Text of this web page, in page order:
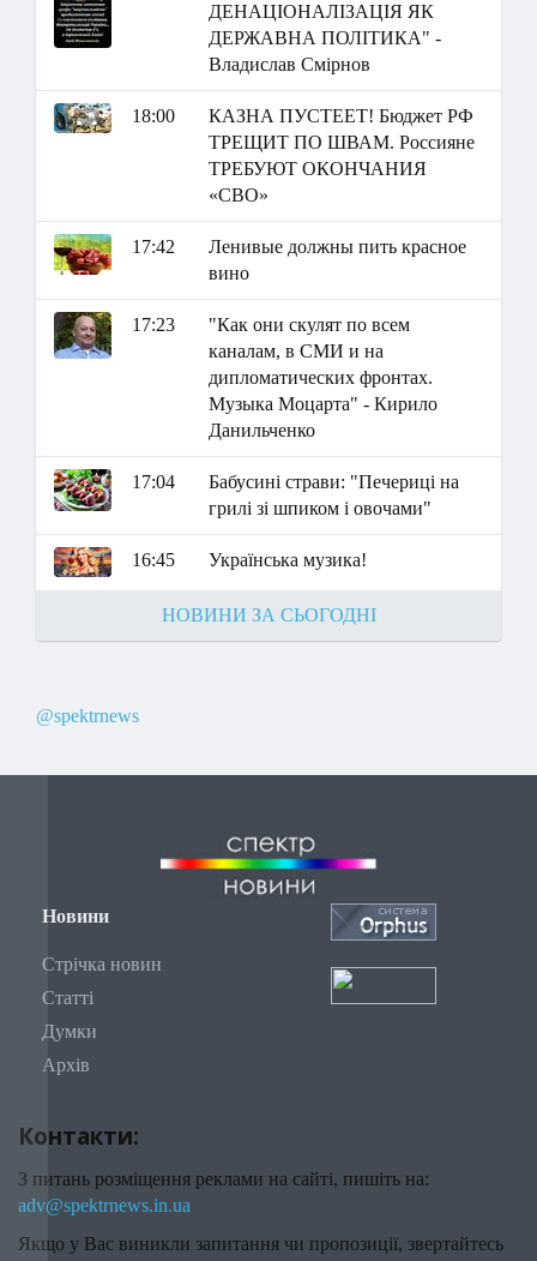
ДЕНАЦІОНАЛІЗАЦІЯ ЯК
ДЕРЖАВНА ПОЛІТИКА" -
Владислав Смірнов
18:00
КАЗНА ПУСТЕЕТ! Бюджет РФ
ТРЕЩИТ ПО ШВАМ. Россияне
ТРЕБУЮТ ОКОНЧАНИЯ
«СВО»
17:42
Ленивые должны пить красное
вино
17:23
"Как они скулят по всем
каналам, в СМИ и на
дипломатических фронтах.
Музыка Моцарта" - Кирило
Данильченко
17:04
Бабусині страви: "Печериці на
грилі зі шпиком і овочами"
16:45 Українська музика!
НОВИНИ ЗА СЬОГОДНІ
@spektrnews
Новини
Стрічка новин
Статті
Думки
Архів
Контакти:
З питань розміщення реклами на сайті, пишіть на:
adv@spektrnews.in.ua
Якщо у Вас виникли запитання чи пропозиції, звертайтесь